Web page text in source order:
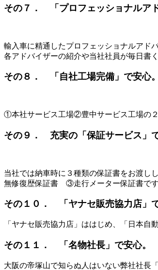
その７． 「プロフェッショナルア
輸入車に精通したプロフェッショナルアド
各アドバイザーの紹介や当社社員が毎日書
その８． 「自社工場完備」で安心。
①本社サービス工場②豊中サービス工場の
その９． 充実の「保証サービス」で
当社では納車時に３種類の保証書をお渡
無修復歴保証書 ③走行メーター保証書です
その１０． 「ヤナセ販売協力店」で
「ヤナセ販売協力店」ははじめ、「日本自
その１１． 「名物社長」で安心。
大阪の帝塚山で知らぬ人はいない弊社社